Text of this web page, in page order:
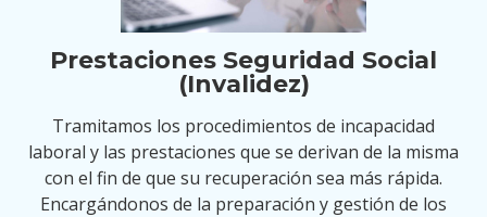
Prestaciones Seguridad Social
(Invalidez)
Tramitamos los procedimientos de incapacidad
laboral y las prestaciones que se derivan de la misma
con el fin de que su recuperación sea más rápida.
Encargándonos de la preparación y gestión de los